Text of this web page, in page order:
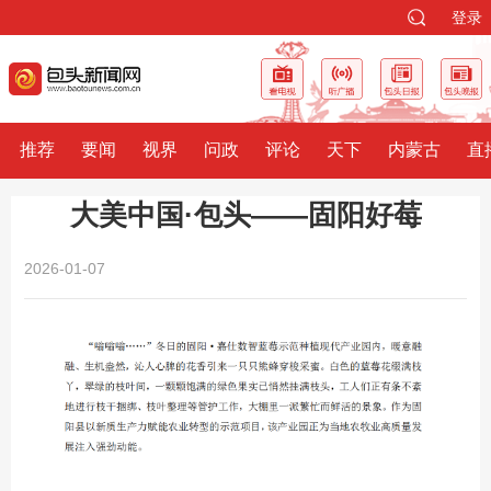
登录
推荐 要闻 视界 问政 评论 天下 内蒙古 直
大美中国·包头——固阳好莓
2026-01-07